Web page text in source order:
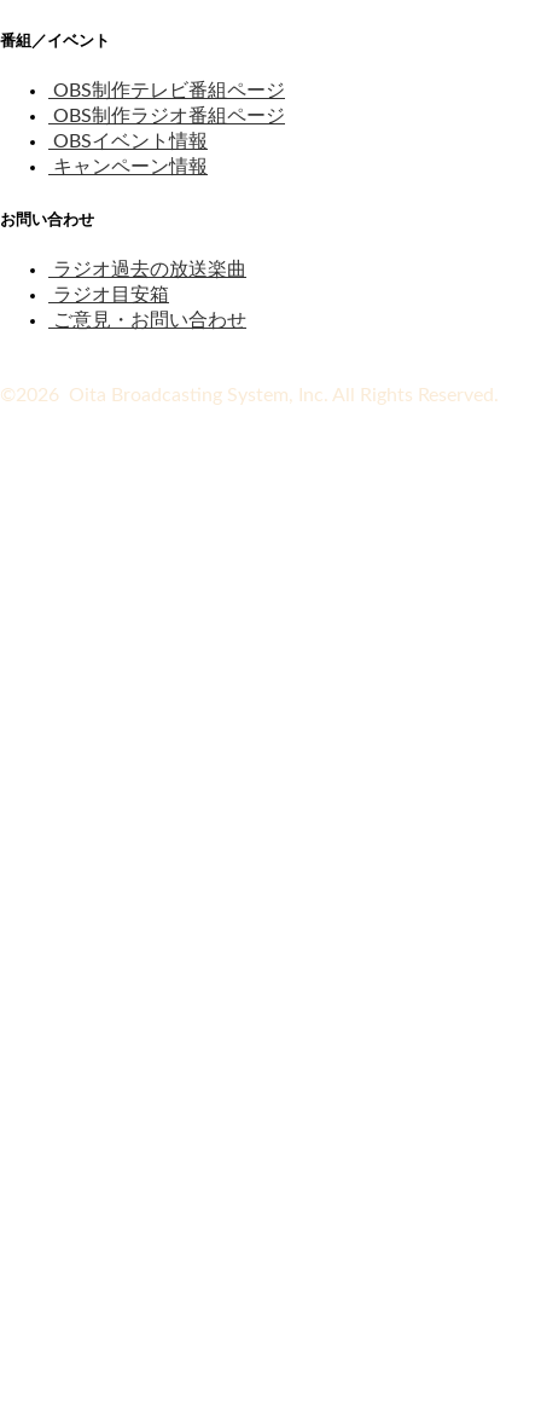
番組／イベント
OBS制作テレビ番組ページ
OBS制作ラジオ番組ページ
OBSイベント情報
キャンペーン情報
お問い合わせ
ラジオ過去の放送楽曲
ラジオ目安箱
ご意見・お問い合わせ
©2026 Oita Broadcasting System, Inc. All Rights Reserved.